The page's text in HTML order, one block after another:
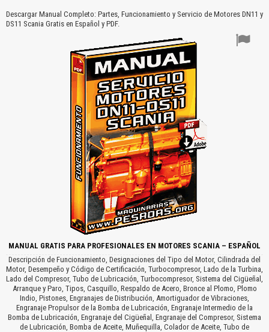
Descargar Manual Completo: Partes, Funcionamiento y Servicio de Motores DN11 y
DS11 Scania Gratis en Español y PDF.
MANUAL GRATIS PARA PROFESIONALES EN MOTORES SCANIA – ESPAÑOL
Descripción de Funcionamiento, Designaciones del Tipo del Motor, Cilindrada del
Motor, Desempeño y Código de Certificación, Turbocompresor, Lado de la Turbina,
Lado del Compresor, Tubo de Lubricación, Turbocompresor, Sistema del Cigüeñal,
Arranque y Paro, Tipos, Casquillo, Respaldo de Acero, Bronce al Plomo, Plomo
Indio, Pistones, Engranajes de Distribución, Amortiguador de Vibraciones,
Engranaje Propulsor de la Bomba de Lubricación, Engranaje Intermedio de la
Bomba de Lubricación, Engranaje del Cigüeñal, Engranaje del Compresor, Sistema
de Lubricación, Bomba de Aceite, Muñequilla, Colador de Aceite, Tubo de